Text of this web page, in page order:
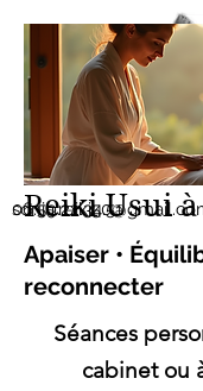
06.59.22.34.51
Sonia
Reiki Usui à
Apaiser •
reconnecter
Séances
cabinet ou